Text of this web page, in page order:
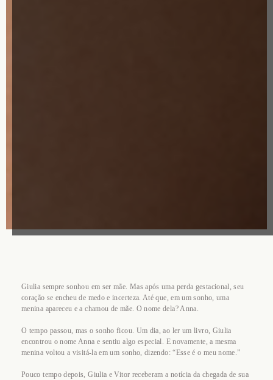
Giulia sempre sonhou em ser mãe. Mas após uma perda gestacional, seu
coração se encheu de medo e incerteza. Até que, em um sonho, uma
menina apareceu e a chamou de mãe. O nome dela? Anna.
O tempo passou, mas o sonho ficou. Um dia, ao ler um livro, Giulia
encontrou o nome Anna e sentiu algo especial. E novamente, a mesma
menina voltou a visitá-la em um sonho, dizendo: “Esse é o meu nome.”
Pouco tempo depois, Giulia e Vitor receberam a notícia da chegada de sua